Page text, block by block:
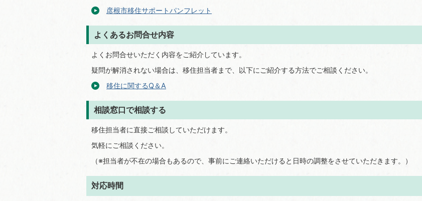
彦根市移住サポートパンフレット
よくあるお問合せ内容
よくお問合せいただく内容をご紹介しています。
疑問が解消されない場合は、移住担当者まで、以下にご紹介する方法でご相談ください。
移住に関するQ＆A
相談窓口で相談する
移住担当者に直接ご相談していただけます。
気軽にご相談ください。
（※担当者が不在の場合もあるので、事前にご連絡いただけると日時の調整をさせていただきます。）
対応時間